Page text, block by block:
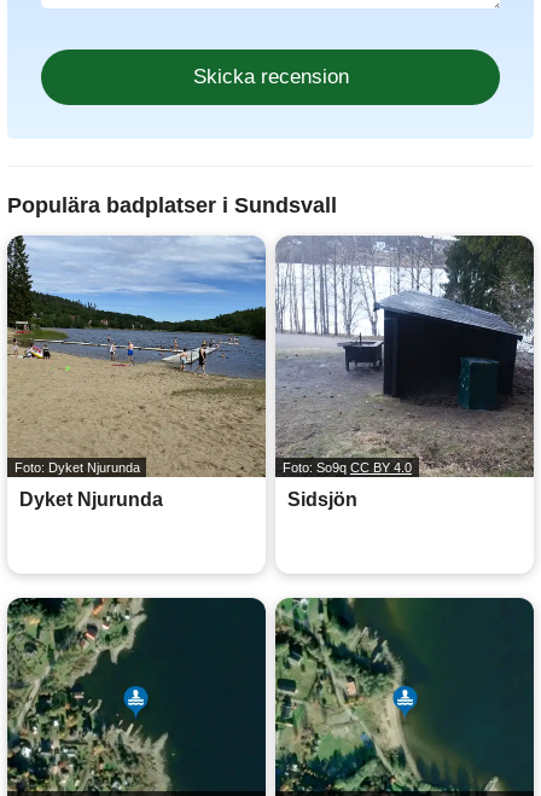
Populära badplatser i Sundsvall
Foto: Dyket Njurunda
Dyket Njurunda
Foto: So9q CC BY 4.0
Sidsjön